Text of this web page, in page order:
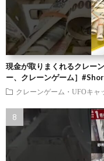
現金が取りまくれるクレー
ー、クレーンゲーム］
クレーンゲーム・UFOキャ